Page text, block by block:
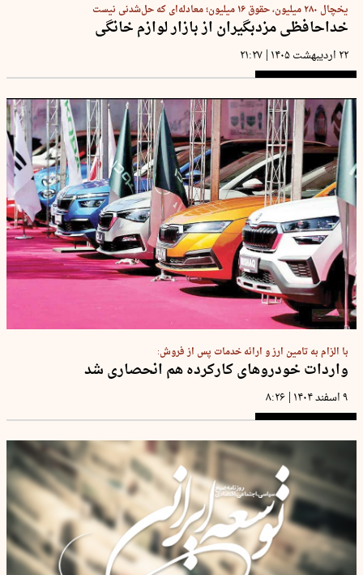
یخچال ۲۸۰ میلیون، حقوق ۱۶ میلیون؛ معادله‌ای که حل‌شدنی نیست
خداحافظی مزدبگیران از بازار لوازم خانگی
۲۲ اردیبهشت ۱۴۰۵ | ۲۱:۲۷
با الزام به تامین ارز و ارائه خدمات پس از فروش:
واردات خودروهای کارکرده هم انحصاری شد
۹ اسفند ۱۴۰۴ | ۸:۲۶